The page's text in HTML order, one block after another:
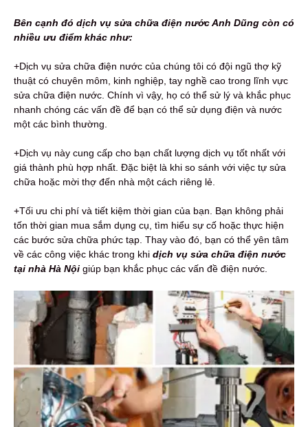
Bên cạnh đó dịch vụ sửa chữa điện nước Anh Dũng còn có
nhiều ưu điểm khác như:
+Dịch vụ sửa chữa điện nước của chúng tôi có đội ngũ thợ kỹ
thuật có chuyên môm, kinh nghiệp, tay nghề cao trong lĩnh vực
sửa chữa điện nước. Chính vì vậy, họ có thể sử lý và khắc phục
nhanh chóng các vấn đề để bạn có thể sử dụng điện và nước
một các bình thường.
+Dịch vụ này cung cấp cho bạn chất lượng dịch vụ tốt nhất với
giá thành phù hợp nhất. Đặc biệt là khi so sánh với việc tự sửa
chữa hoặc mời thợ đến nhà một cách riêng lẻ.
+Tối ưu chi phí và tiết kiệm thời gian của bạn. Bạn không phải
tốn thời gian mua sắm dụng cụ, tìm hiểu sự cố hoặc thực hiện
các bước sửa chữa phức tạp. Thay vào đó, bạn có thể yên tâm
về các công việc khác trong khi dịch vụ sửa chữa điện nước
tại nhà Hà Nội giúp bạn khắc phục các vấn đề điện nước.